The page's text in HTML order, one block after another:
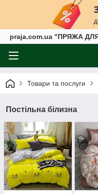
praja.com.ua "ПРЯЖА
Товари та послуги
Постільна білизна